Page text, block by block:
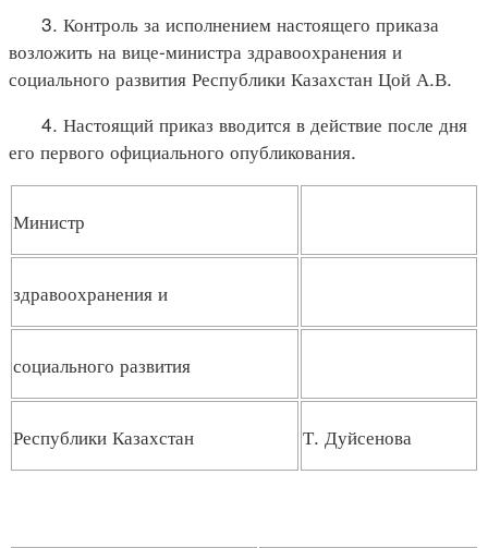
3. Контроль за исполнением настоящего приказа
возложить на вице-министра здравоохранения и
социального развития Республики Казахстан Цой А.В.
4. Настоящий приказ вводится в действие после дня
его первого официального опубликования.
Министр
здравоохранения и
социального развития
Республики Казахстан Т. Дуйсенова